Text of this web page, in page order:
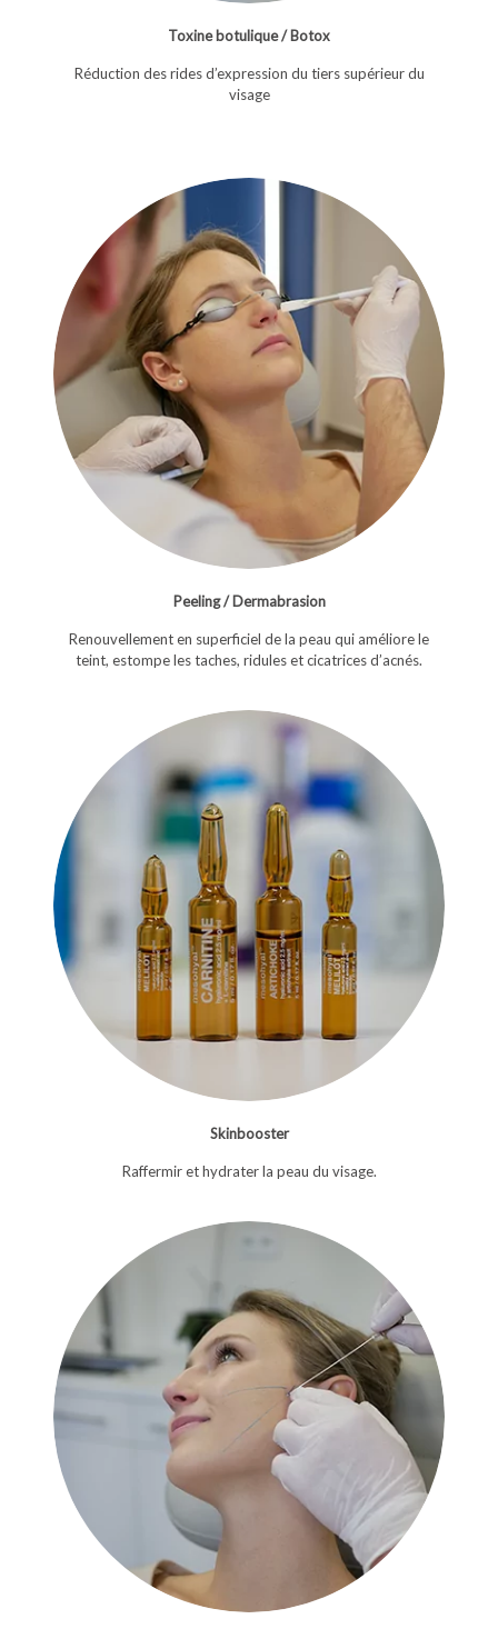
Toxine botulique / Botox
Réduction des rides d’expression du tiers supérieur du
visage
Peeling / Dermabrasion
Renouvellement en superficiel de la peau qui améliore le
teint, estompe les taches, ridules et cicatrices d’acnés.
Skinbooster
Raffermir et hydrater la peau du visage.